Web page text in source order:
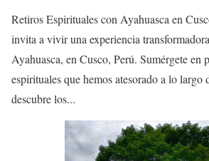
Retiros Espirituales con Ayahuasca en
invita a vivir una experiencia
Ayahuasca, en Cusco, Perú. Sumérgete en
espirituales que hemos atesorado a lo largo
descubre los...